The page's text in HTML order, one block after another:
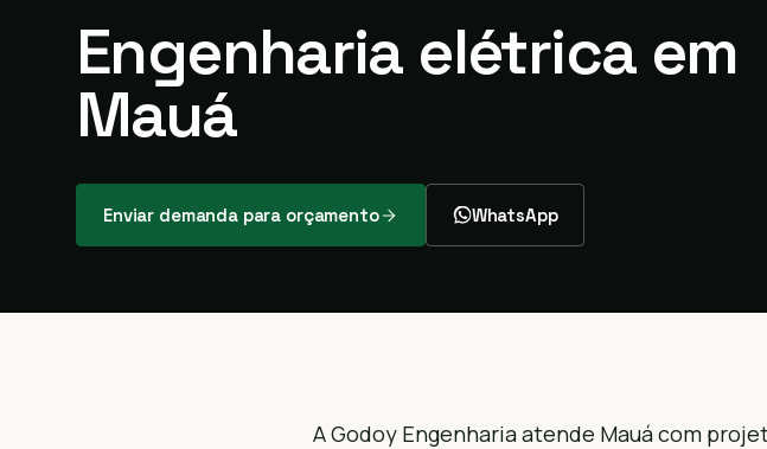
Engenharia elétrica em
Mauá
Enviar demanda para orçamento WhatsApp
A Godoy Engenharia atende Mauá com